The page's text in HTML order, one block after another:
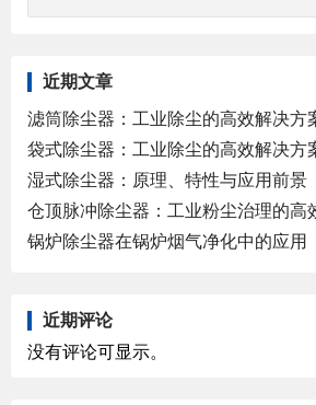
近期文章
滤筒除尘器：工业除尘的高效解决方
袋式除尘器：工业除尘的高效解决方
湿式除尘器：原理、特性与应用前景
仓顶脉冲除尘器：工业粉尘治理的高
锅炉除尘器在锅炉烟气净化中的应用
近期评论
没有评论可显示。